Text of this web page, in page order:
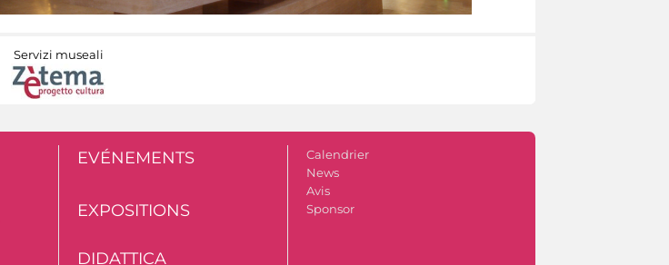
Servizi museali
EVÉNEMENTS
EXPOSITIONS
DIDATTICA
Calendrier
News
Avis
Sponsor